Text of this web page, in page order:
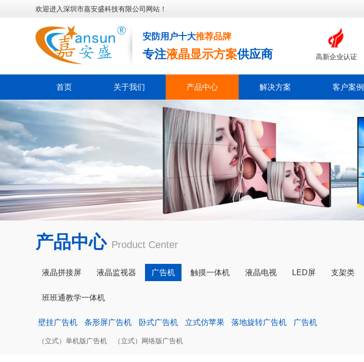
欢迎进入深圳市嘉安盛科技有限公司网站！
安防用户十大推荐品牌
专注液晶显示方案供应商 高新企业认证
首页 关于我们 产品中心 解决方案 客户案例
产品中心 Product Center
液晶拼接屏 液晶监视器 广告机 触摸一体机 液晶电视 LED屏 支架类
班班通教学一体机
壁挂广告机 条形屏广告机 卧式广告机 立式仿苹果 落地旋转广告机 广告机
（立式）单机版广告机 （立式）网络版广告机